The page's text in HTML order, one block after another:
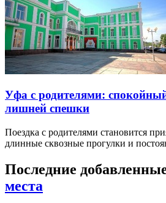
Уфа с родителями:
лишней спешки
Поездка с родителями становится
длинные сквозные прогулки и
Последние
места